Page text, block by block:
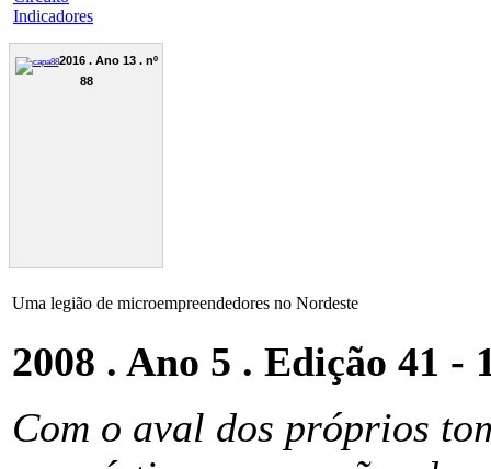
Indicadores
2016 . Ano 13 . nº
88
Uma legião de microempreendedores no Nordeste
2008 . Ano 5 . Edição 41 -
Com o aval dos próprios